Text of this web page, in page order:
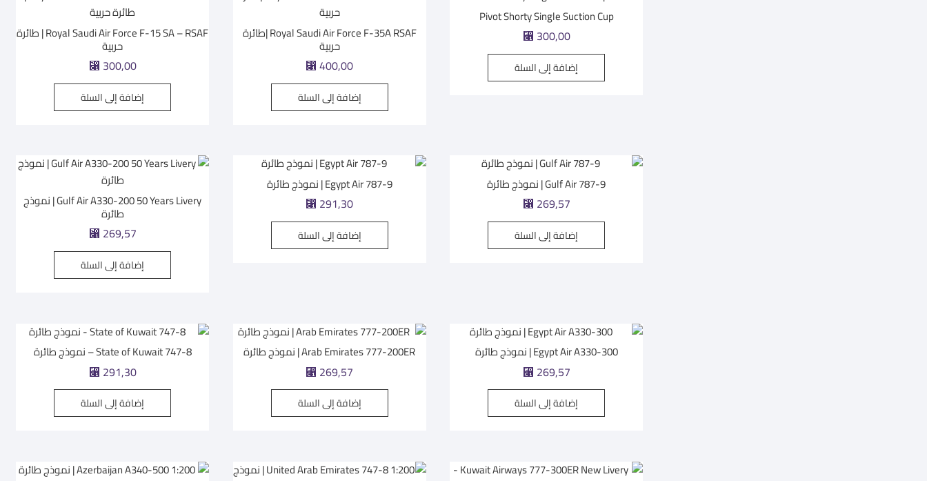
Pivot Shorty Single Suction Cup
⃁ 300,00
إضافة إلى السلة
Royal Saudi Air Force F-35A RSAF |طائرة
حربية
⃁400,00
إضافة إلى السلة
Royal Saudi Air Force F-15 SA – RSAF | طائرة
حربية
⃁ 300,00
إضافة إلى السلة
Gulf Air 787-9 | نموذج طائرة
⃁ 269,57
إضافة إلى السلة
Egypt Air 787-9 | نموذج طائرة
⃁ 291,30
إضافة إلى السلة
Gulf Air A330-200 50 Years Livery | نموذج
طائرة
⃁ 269,57
إضافة إلى السلة
Egypt Air A330-300 | نموذج طائرة
⃁ 269,57
إضافة إلى السلة
Arab Emirates 777-200ER | نموذج طائرة
⃁ 269,57
إضافة إلى السلة
State of Kuwait 747-8 – نموذج طائرة
⃁ 291,30
إضافة إلى السلة